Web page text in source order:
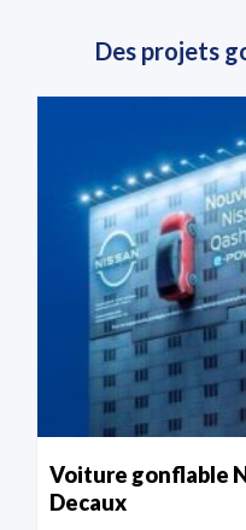
Des projets
Voiture gonflable
Decaux